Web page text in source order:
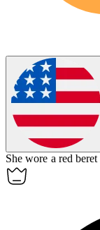
She wore a redberet